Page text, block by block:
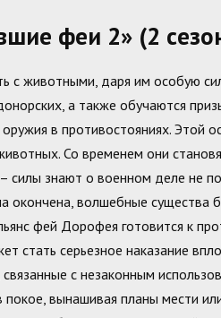
феи 2» (2
с животными, даря им особую
а также обучаются
в противостояниях. Этой
Со временем они
знают о военном деле не
окончена, волшебные существа
фей Дорофея готовится к
стать серьезное наказание
с незаконным
вынашивая планы мести